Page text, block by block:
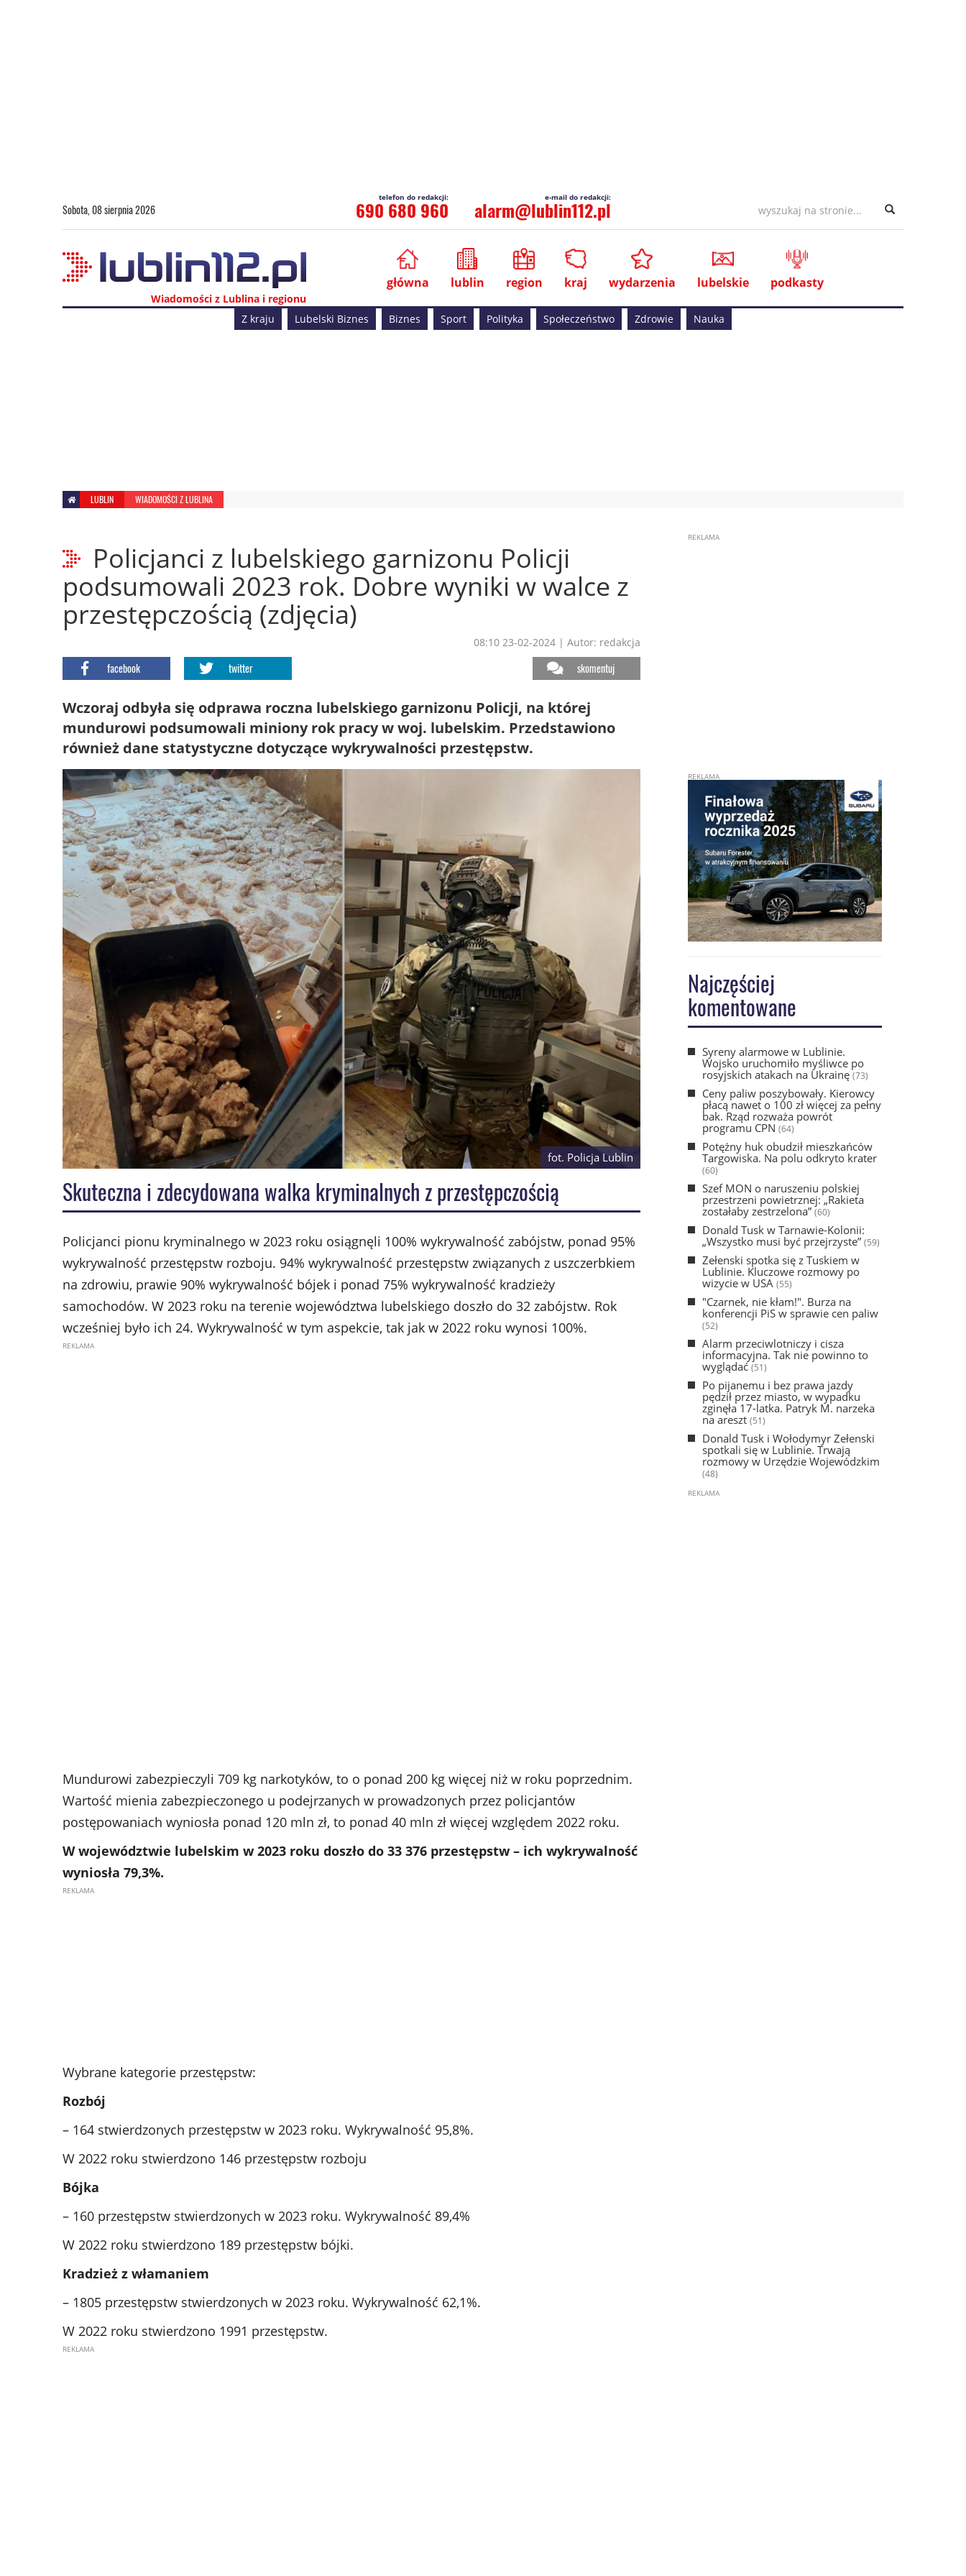
Sobota, 08 sierpnia 2026 690 680 960 alarm@lublin112.pl
Wiadomości z Lublina i regionu
główna lublin region kraj wydarzenia lubelskie podkasty
Z kraju Lubelski Biznes Biznes Sport Polityka Społeczeństwo Zdrowie Nauka
LUBLIN WIADOMOŚCI Z LUBLINA
Policjanci z lubelskiego garnizonu Policji
podsumowali 2023 rok. Dobre wyniki w walce z
przestępczością (zdjęcia)
08:10 23-02-2024 | Autor: redakcja
facebook twitter skomentuj
Wczoraj odbyła się odprawa roczna lubelskiego garnizonu Policji, na której
mundurowi podsumowali miniony rok pracy w woj. lubelskim. Przedstawiono
również dane statystyczne dotyczące wykrywalności przestępstw.
fot. Policja Lublin
Skuteczna i zdecydowana walka kryminalnych z przestępczością
Policjanci pionu kryminalnego w 2023 roku osiągnęli 100% wykrywalność zabójstw, ponad 95%
wykrywalność przestępstw rozboju. 94% wykrywalność przestępstw związanych z uszczerbkiem
na zdrowiu, prawie 90% wykrywalność bójek i ponad 75% wykrywalność kradzieży
samochodów. W 2023 roku na terenie województwa lubelskiego doszło do 32 zabójstw. Rok
wcześniej było ich 24. Wykrywalność w tym aspekcie, tak jak w 2022 roku wynosi 100%.
Mundurowi zabezpieczyli 709 kg narkotyków, to o ponad 200 kg więcej niż w roku poprzednim.
Wartość mienia zabezpieczonego u podejrzanych w prowadzonych przez policjantów
postępowaniach wyniosła ponad 120 mln zł, to ponad 40 mln zł więcej względem 2022 roku.
W województwie lubelskim w 2023 roku doszło do 33 376 przestępstw – ich wykrywalność
wyniosła 79,3%.
Wybrane kategorie przestępstw:
Rozbój
– 164 stwierdzonych przestępstw w 2023 roku. Wykrywalność 95,8%.
W 2022 roku stwierdzono 146 przestępstw rozboju
Bójka
– 160 przestępstw stwierdzonych w 2023 roku. Wykrywalność 89,4%
W 2022 roku stwierdzono 189 przestępstw bójki.
Kradzież z włamaniem
– 1805 przestępstw stwierdzonych w 2023 roku. Wykrywalność 62,1%.
W 2022 roku stwierdzono 1991 przestępstw.
Najczęściej
komentowane
Syreny alarmowe w Lublinie.
Wojsko uruchomiło myśliwce po
rosyjskich atakach na Ukrainę(73)
Ceny paliw poszybowały. Kierowcy
płacą nawet o 100 zł więcej za pełny
bak. Rząd rozważa powrót
programu CPN (64)
Potężny huk obudził mieszkańców
Targowiska. Na polu odkryto krater
(60)
Szef MON o naruszeniu polskiej
przestrzeni powietrznej: „Rakieta
zostałaby zestrzelona” (60)
Donald Tusk w Tarnawie-Kolonii:
„Wszystko musi być przejrzyste” (59)
Zełenski spotka się z Tuskiem w
Lublinie. Kluczowe rozmowy po
wizycie w USA (55)
"Czarnek, nie kłam!". Burza na
konferencji PiS w sprawie cen paliw
(52)
Alarm przeciwlotniczy i cisza
informacyjna. Tak nie powinno to
wyglądać(51)
Po pijanemu i bez prawa jazdy
pędził przez miasto, w wypadku
zginęła 17-latka. Patryk M. narzeka
na areszt (51)
Donald Tusk i Wołodymyr Zełenski
spotkali się w Lublinie. Trwają
rozmowy w Urzędzie Wojewódzkim
(48)